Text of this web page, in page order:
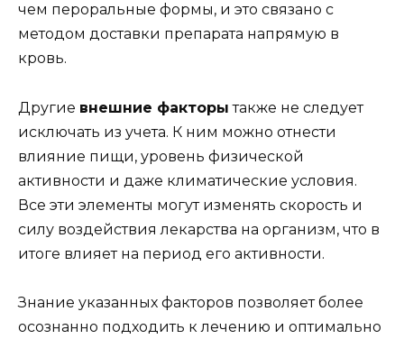
чем пероральные формы, и это связано с
методом доставки препарата напрямую в
кровь.
Другие внешние факторы также не следует
исключать из учета. К ним можно отнести
влияние пищи, уровень физической
активности и даже климатические условия.
Все эти элементы могут изменять скорость и
силу воздействия лекарства на организм, что в
итоге влияет на период его активности.
Знание указанных факторов позволяет более
осознанно подходить к лечению и оптимально